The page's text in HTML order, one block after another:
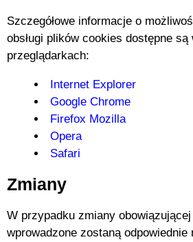
Szczegółowe informacje o
obsługi plików cookies dostępne
przeglądarkach:
Internet Explorer
Google Chrome
Firefox Mozilla
Opera
Safari
Zmiany
W przypadku zmiany
wprowadzone zostaną odpowiednie